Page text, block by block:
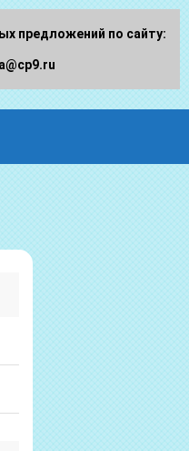
предложений по сайту: